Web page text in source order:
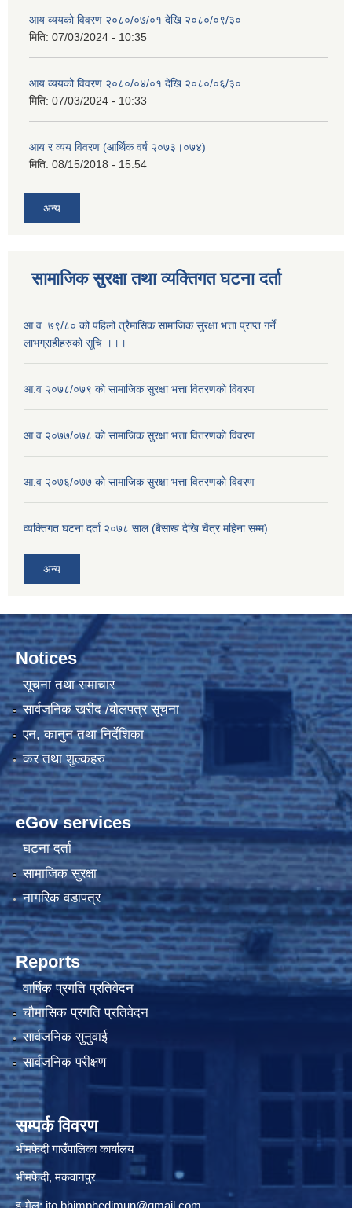
आय व्ययको विवरण २०८०/०७/०१ देखि २०८०/०९/३०
मिति: 07/03/2024 - 10:35
आय व्ययको विवरण २०८०/०४/०१ देखि २०८०/०६/३०
मिति: 07/03/2024 - 10:33
आय र व्यय विवरण (आर्थिक वर्ष २०७३।०७४)
मिति: 08/15/2018 - 15:54
अन्य
सामाजिक सुरक्षा तथा व्यक्तिगत घटना दर्ता
आ.व. ७९/८० को पहिलो त्रैमासिक सामाजिक सुरक्षा भत्ता प्राप्त गर्ने
लाभग्राहीहरुको सूचि ।।।
आ.व २०७८/०७९ को सामाजिक सुरक्षा भत्ता वितरणको विवरण
आ.व २०७७/०७८ को सामाजिक सुरक्षा भत्ता वितरणको विवरण
आ.व २०७६/०७७ को सामाजिक सुरक्षा भत्ता वितरणको विवरण
व्यक्तिगत घटना दर्ता २०७८ साल (बैसाख देखि चैत्र महिना सम्म)
अन्य
Notices
सूचना तथा समाचार
सार्वजनिक खरीद /बोलपत्र सूचना
एन, कानुन तथा निर्देशिका
कर तथा शुल्कहरु
eGov services
घटना दर्ता
सामाजिक सुरक्षा
नागरिक वडापत्र
Reports
वार्षिक प्रगति प्रतिवेदन
चौमासिक प्रगति प्रतिवेदन
सार्वजनिक सुनुवाई
सार्वजनिक परीक्षण
सम्पर्क विवरण
भीमफेदी गाउँपालिका कार्यालय
भीमफेदी, मकवानपुर
इ-मेल: ito.bhimphedimun@gmail.com